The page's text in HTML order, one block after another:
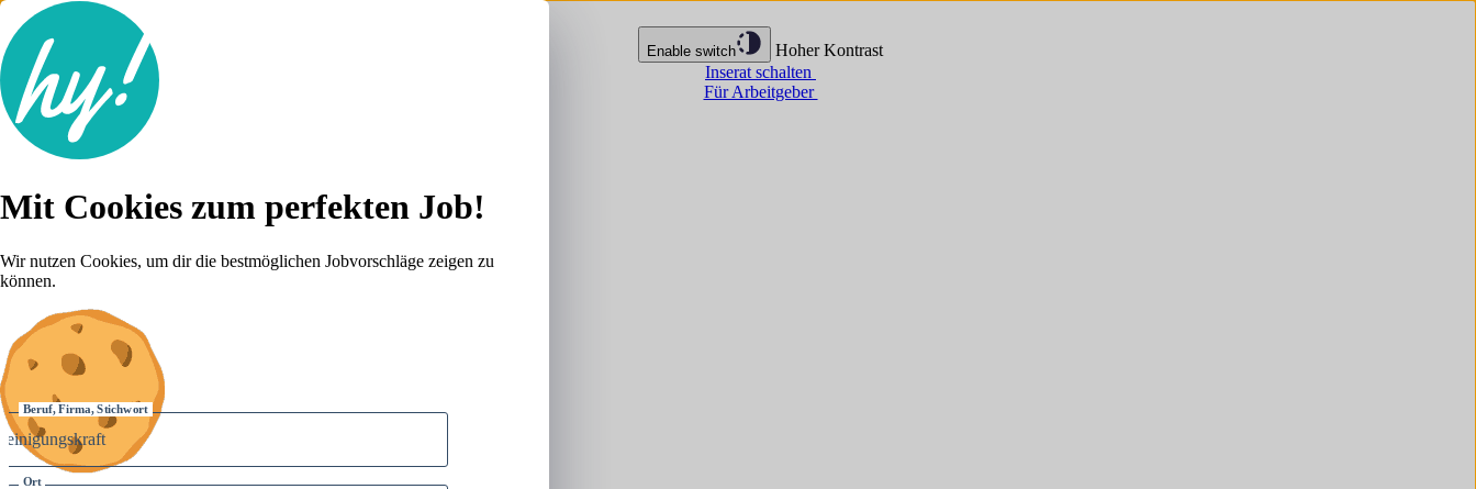
Enable switch
Hoher Kontrast
Inserat schalten
Für Arbeitgeber
Lebenslauf
Karriere-Tipps
Anmelden
Beruf, Firma, Stichwort
Ort
Mit Cookies zum perfekten Job!
Wir nutzen Cookies, um dir die bestmöglichen Jobvorschläge zeigen zu
können.